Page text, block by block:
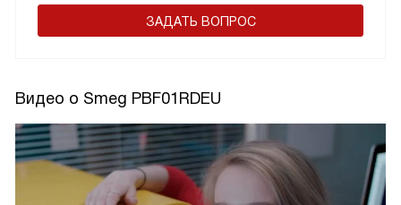
ЗАДАТЬ ВОПРОС
Видео о Smeg PBF01RDEU